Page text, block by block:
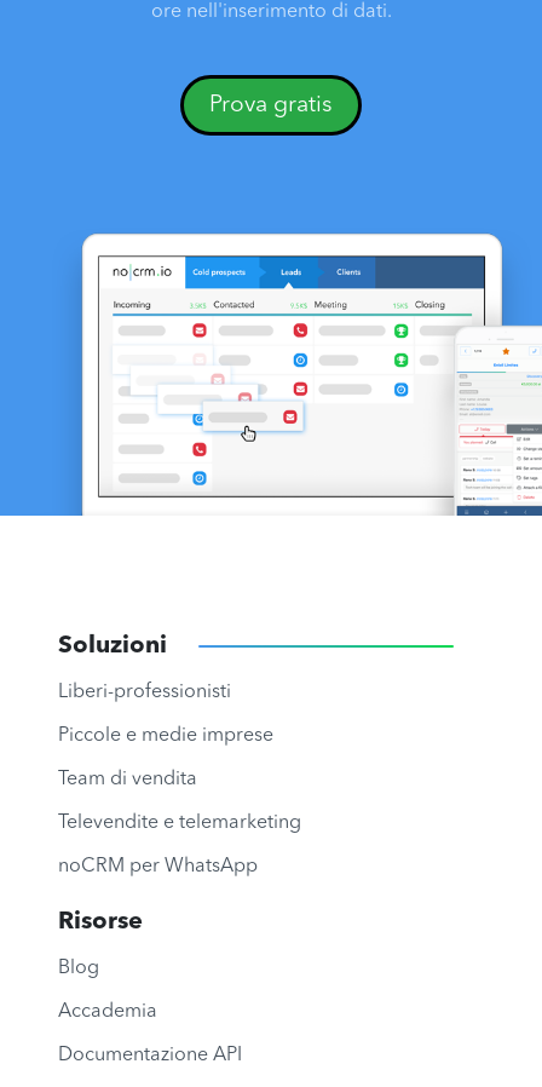
ore nell'inserimento di dati.
Prova gratis
Soluzioni
Liberi-professionisti
Piccole e medie imprese
Team di vendita
Televendite e telemarketing
noCRM per WhatsApp
Risorse
Blog
Accademia
Documentazione API